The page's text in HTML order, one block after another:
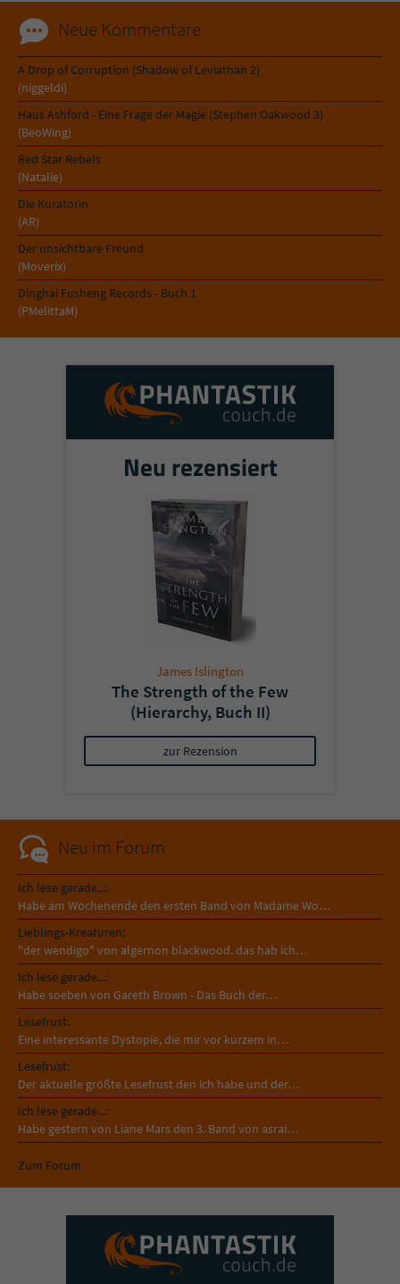
Neue Kommentare
A Drop of Corruption (Shadow of Leviathan 2)
(niggeldi)
Haus Ashford - Eine Frage der Magie (Stephen Oakwood 3)
(BeoWing)
Red Star Rebels
(Natalie)
Die Kuratorin
(AR)
Der unsichtbare Freund
(Moverix)
Dinghai Fusheng Records - Buch 1
(PMelittaM)
Neu rezensiert
James Islington
The Strength of the Few
(Hierarchy, Buch II)
zur Rezension
Neu im Forum
Ich lese gerade...:
Habe am Wochenende den ersten Band von Madame Wo…
Lieblings-Kreaturen:
"der wendigo" von algernon blackwood. das hab ich…
Ich lese gerade...:
Habe soeben von Gareth Brown - Das Buch der…
Lesefrust:
Eine interessante Dystopie, die mir vor kurzem in…
Lesefrust:
Der aktuelle größte Lesefrust den ich habe und der…
Ich lese gerade...:
Habe gestern von Liane Mars den 3. Band von asrai…
Zum Forum